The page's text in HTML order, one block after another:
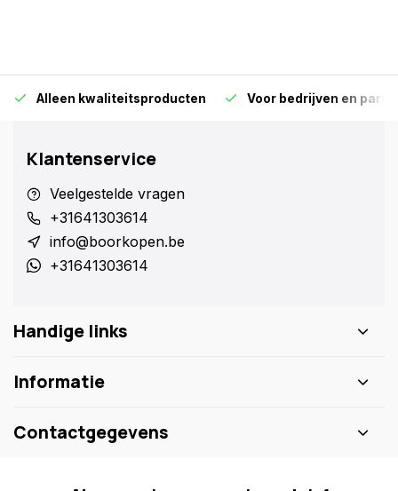
Alleen kwaliteitsproducten Voor bedrijven en
Klantenservice
Veelgestelde vragen
+31641303614
info@boorkopen.be
+31641303614
Handige links
Informatie
Contactgegevens